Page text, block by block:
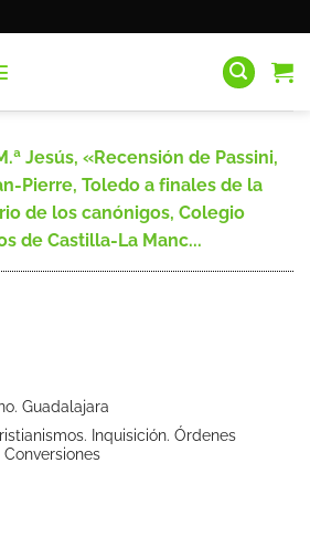
Jesús, «Recensión de Passini,
Pierre, Toledo a finales de la
de los canónigos, Colegio
de Castilla-La Manc...
Guadalajara
Inquisición. Órdenes